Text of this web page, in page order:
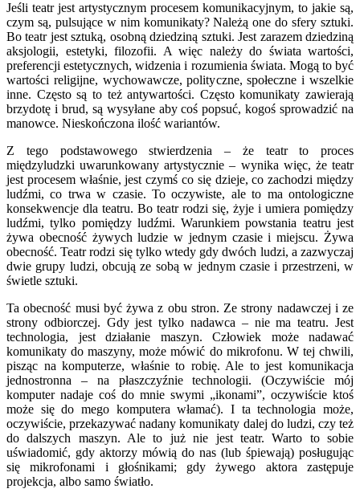
Jeśli teatr jest artystycznym procesem komunikacyjnym, to jakie są,
czym są, pulsujące w nim komunikaty? Należą one do sfery sztuki.
Bo teatr jest sztuką, osobną dziedziną sztuki. Jest zarazem dziedziną
aksjologii, estetyki, filozofii. A więc należy do świata wartości,
preferencji estetycznych, widzenia i rozumienia świata. Mogą to być
wartości religijne, wychowawcze, polityczne, społeczne i wszelkie
inne. Często są to też antywartości. Często komunikaty zawierają
brzydotę i brud, są wysyłane aby coś popsuć, kogoś sprowadzić na
manowce. Nieskończona ilość wariantów.
Z tego podstawowego stwierdzenia – że teatr to proces
międzyludzki uwarunkowany artystycznie – wynika więc, że teatr
jest procesem właśnie, jest czymś co się dzieje, co zachodzi między
ludźmi, co trwa w czasie. To oczywiste, ale to ma ontologiczne
konsekwencje dla teatru. Bo teatr rodzi się, żyje i umiera pomiędzy
ludźmi, tylko pomiędzy ludźmi. Warunkiem powstania teatru jest
żywa obecność żywych ludzie w jednym czasie i miejscu. Żywa
obecność. Teatr rodzi się tylko wtedy gdy dwóch ludzi, a zazwyczaj
dwie grupy ludzi, obcują ze sobą w jednym czasie i przestrzeni, w
świetle sztuki.
Ta obecność musi być żywa z obu stron. Ze strony nadawczej i ze
strony odbiorczej. Gdy jest tylko nadawca – nie ma teatru. Jest
technologia, jest działanie maszyn. Człowiek może nadawać
komunikaty do maszyny, może mówić do mikrofonu. W tej chwili,
pisząc na komputerze, właśnie to robię. Ale to jest komunikacja
jednostronna – na płaszczyźnie technologii. (Oczywiście mój
komputer nadaje coś do mnie swymi „ikonami”, oczywiście ktoś
może się do mego komputera włamać). I ta technologia może,
oczywiście, przekazywać nadany komunikaty dalej do ludzi, czy też
do dalszych maszyn. Ale to już nie jest teatr. Warto to sobie
uświadomić, gdy aktorzy mówią do nas (lub śpiewają) posługując
się mikrofonami i głośnikami; gdy żywego aktora zastępuje
projekcja, albo samo światło.